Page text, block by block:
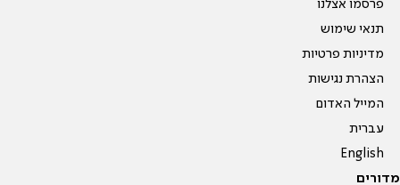
פרסמו אצלנו
תנאי שימוש
מדיניות פרטיות
הצהרת נגישות
המייל האדום
עברית
English
מדורים